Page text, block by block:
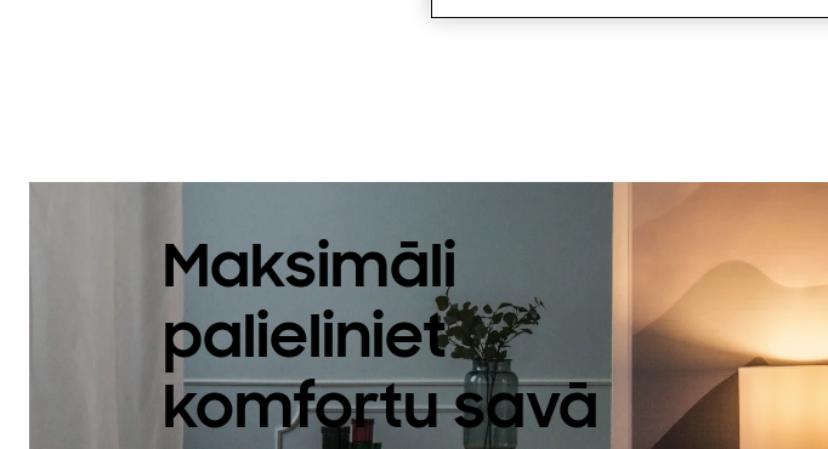
Maksimāli
palieliniet
komfortu savā